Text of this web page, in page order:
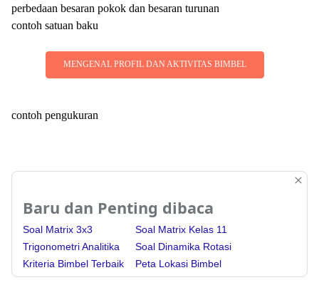
perbedaan besaran pokok dan besaran turunan
contoh satuan baku
MENGENAL PROFIL DAN AKTIVITAS BIMBEL
contoh pengukuran
Baru dan Penting dibaca
Soal Matrix 3x3
Trigonometri Analitika
Kriteria Bimbel Terbaik
Soal Matrix Kelas 11
Soal Dinamika Rotasi
Peta Lokasi Bimbel